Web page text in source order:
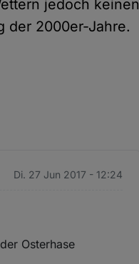
jedoch keinen
der 2000er-Jahre.
Di. 27 Jun 2017 - 12:24
Osterhase